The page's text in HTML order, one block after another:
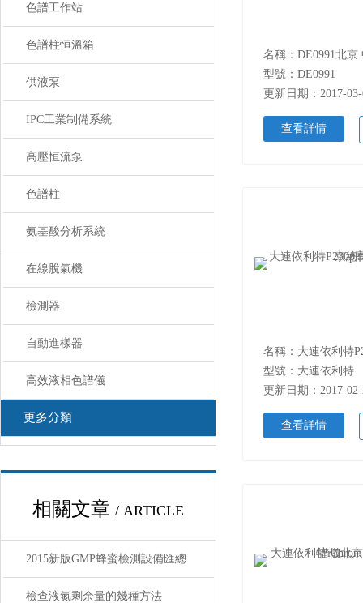
色譜工作站
色譜柱恒溫箱
供液泵
IPC工業制備系統
高壓恒流泵
色譜柱
氨基酸分析系統
在線脫氣機
檢測器
自動進樣器
高效液相色譜儀
更多分類
相關文章 / ARTICLE
2015新版GMP蜂蜜檢測設備匯總
檢查液氮剩余量的幾種方法
型號：DE0991
更新日期：2017-
查看詳情
型號：大連依利特
更新日期：2017-
查看詳情